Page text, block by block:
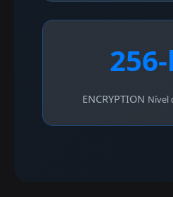
ENCRYPTION Nível